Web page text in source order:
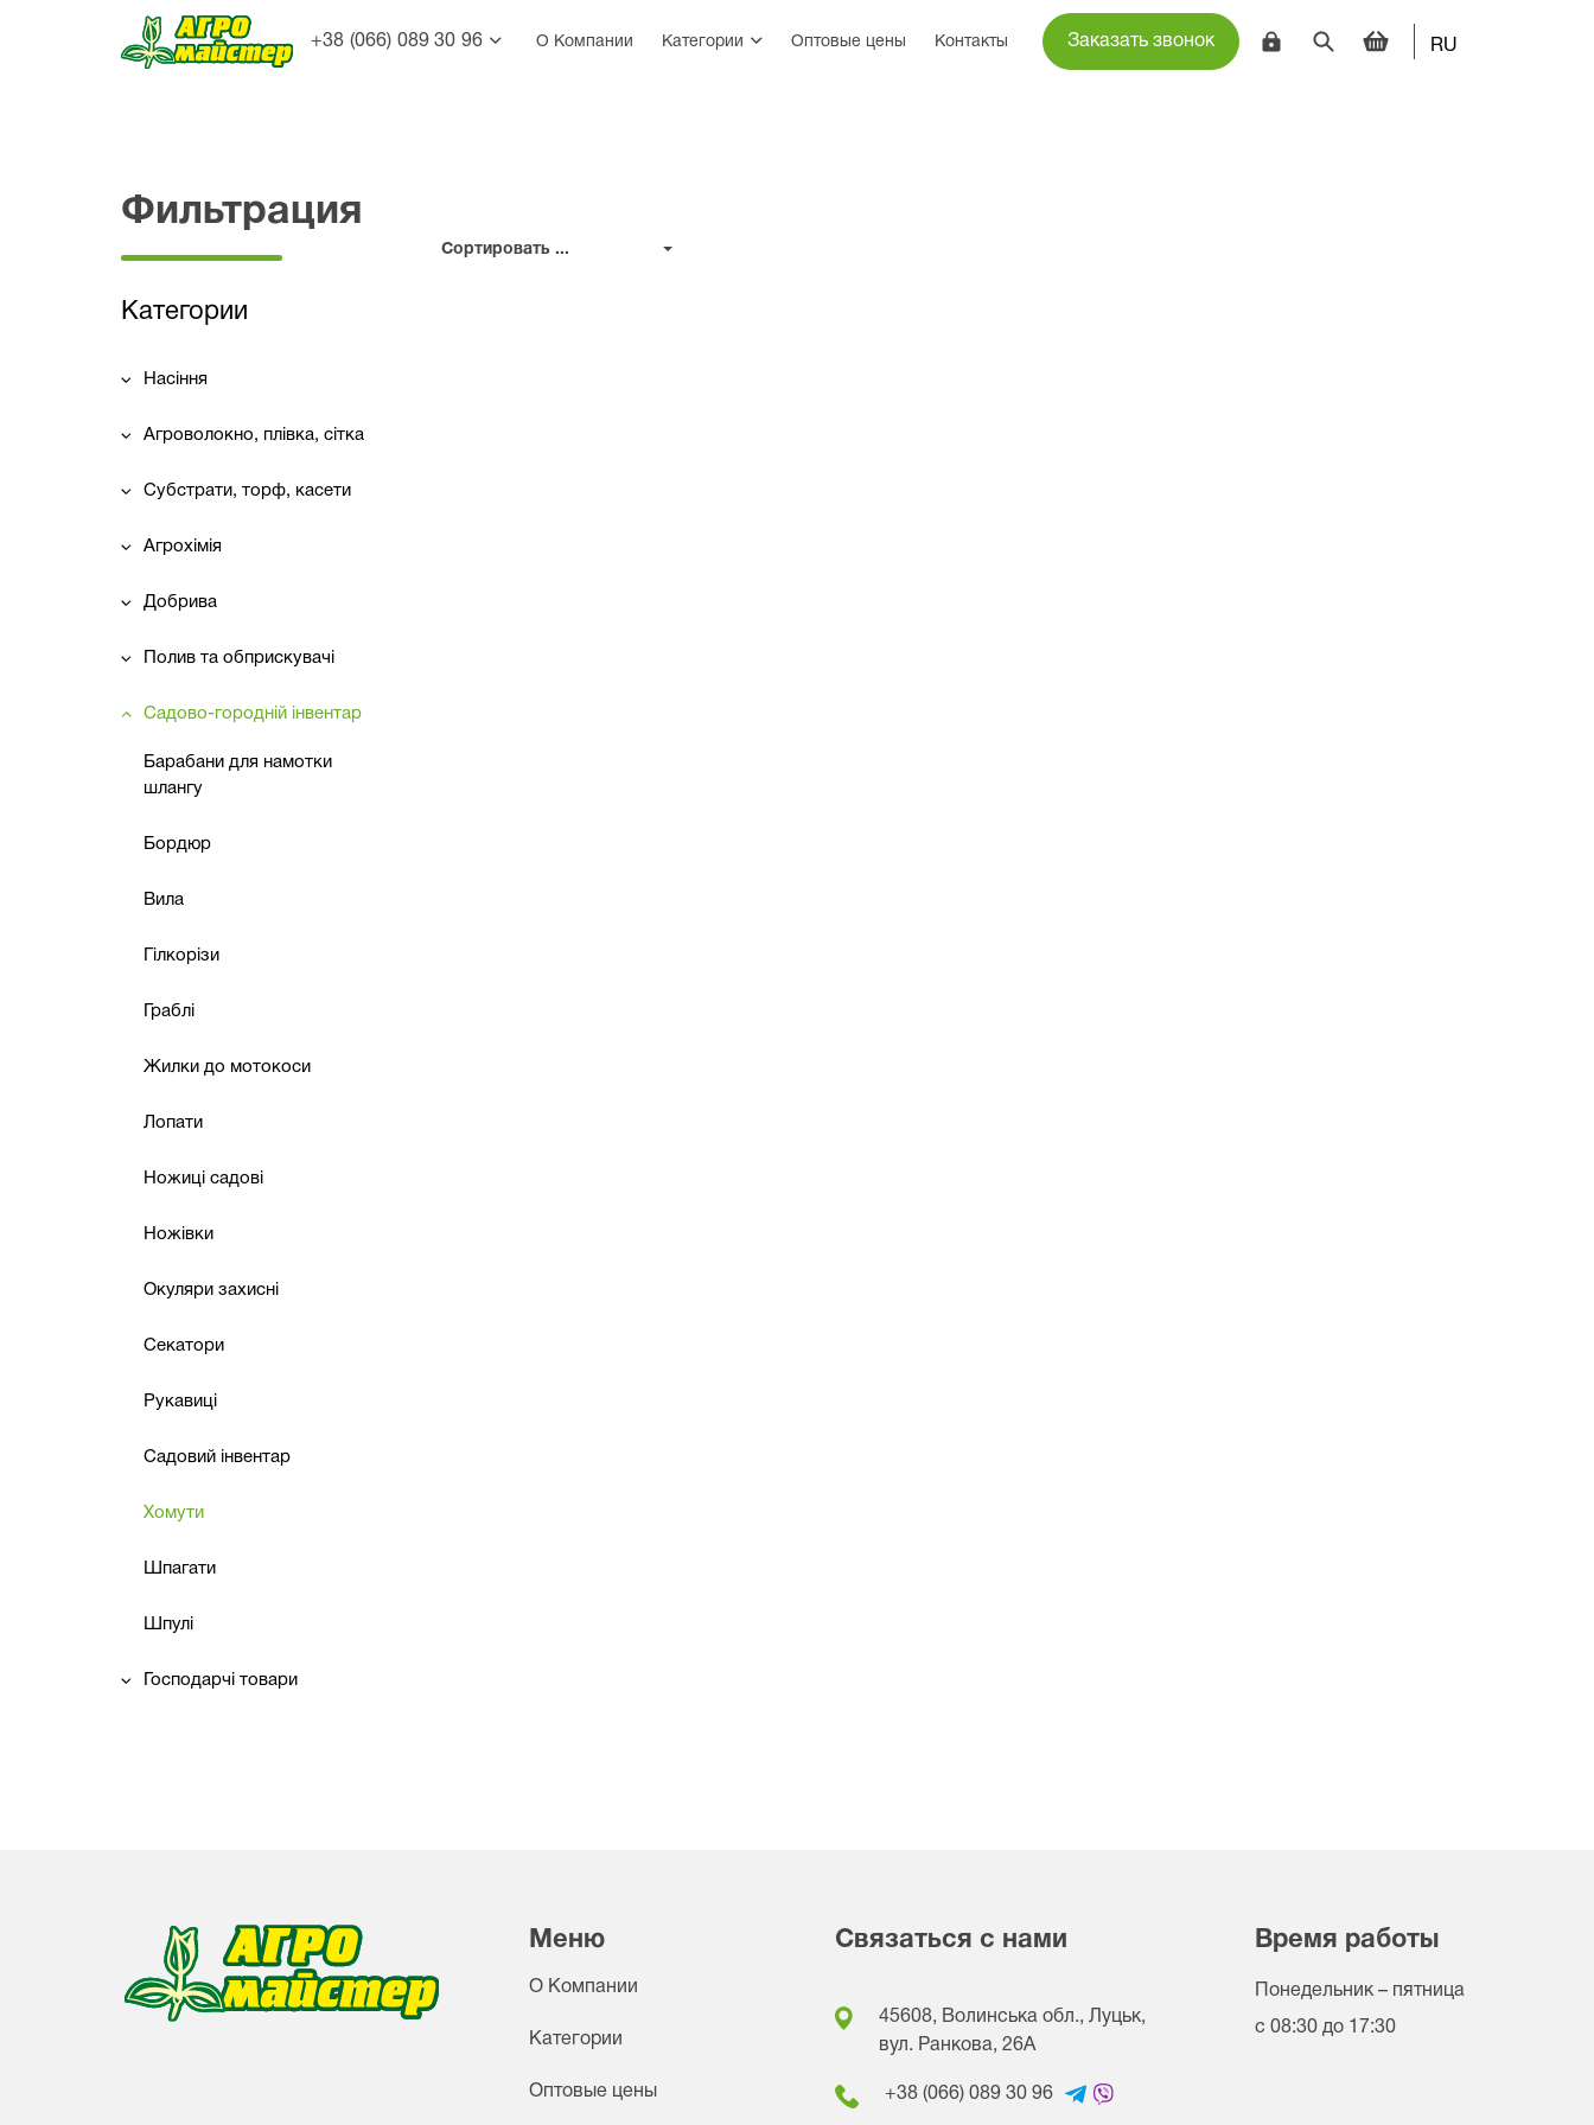
+38 (066) 089 30 96 О Компании Категории Оптовые цены Контакты Заказать звонок RU
Фильтрация
Категории
Насіння
Агроволокно, плівка, сітка
Субстрати, торф, касети
Агрохімія
Добрива
Полив та обприскувачі
Садово-городній інвентар
Барабани для намотки
шлангу
Бордюр
Вила
Гілкорізи
Граблі
Жилки до мотокоси
Лопати
Ножиці садові
Ножівки
Окуляри захисні
Секатори
Рукавиці
Садовий інвентар
Хомути
Шпагати
Шпулі
Господарчі товари
Сортировать ...
Меню
О Компании
Категории
Оптовые цены
Связаться с нами
45608, Волинська обл., Луцьк,
вул. Ранкова, 26A
+38 (066) 089 30 96
Время работы
Понедельник – пятница
с 08:30 до 17:30